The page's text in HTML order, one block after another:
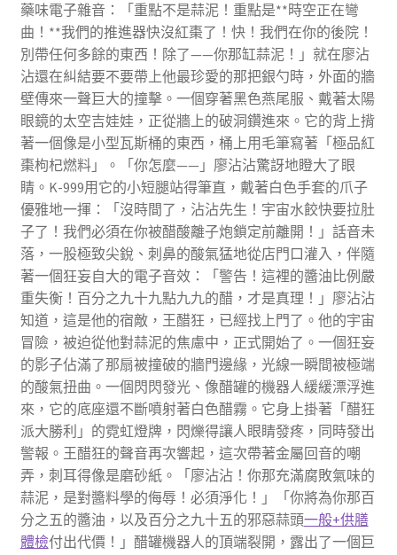
藥味電子雜音：「重點不是蒜泥！重點是**時空正在彎
曲！**我們的推進器快沒紅棗了！快！我們在你的後院！
別帶任何多餘的東西！除了——你那缸蒜泥！」就在廖沾
沾還在糾結要不要帶上他最珍愛的那把銀勺時，外面的牆
壁傳來一聲巨大的撞擊。一個穿著黑色燕尾服、戴著太陽
眼鏡的太空吉娃娃，正從牆上的破洞鑽進來。它的背上揹
著一個像是小型瓦斯桶的東西，桶上用毛筆寫著「極品紅
棗枸杞燃料」。「你怎麼——」廖沾沾驚訝地瞪大了眼
睛。K-999用它的小短腿站得筆直，戴著白色手套的爪子
優雅地一揮：「沒時間了，沾沾先生！宇宙水餃快要拉肚
子了！我們必須在你被醋酸離子炮鎖定前離開！」話音未
落，一股極致尖銳、刺鼻的酸氣猛地從店門口灌入，伴隨
著一個狂妄自大的電子音效：「警告！這裡的醬油比例嚴
重失衡！百分之九十九點九九的醋，才是真理！」廖沾沾
知道，這是他的宿敵，王醋狂，已經找上門了。他的宇宙
冒險，被迫從他對蒜泥的焦慮中，正式開始了。一個狂妄
的影子佔滿了那扇被撞破的牆門邊緣，光線一瞬間被極端
的酸氣扭曲。一個閃閃發光、像醋罐的機器人緩緩漂浮進
來，它的底座還不斷噴射著白色醋霧。它身上掛著「醋狂
派大勝利」的霓虹燈牌，閃爍得讓人眼睛發疼，同時發出
警報。王醋狂的聲音再次響起，這次帶著金屬回音的嘲
弄，刺耳得像是磨砂紙。「廖沾沾！你那充滿腐敗氣味的
蒜泥，是對醬料學的侮辱！必須淨化！」「你將為你那百
分之五的醬油，以及百分之九十五的邪惡蒜頭一般+供膳
體檢付出代價！」醋罐機器人的頂端裂開，露出了一個巨